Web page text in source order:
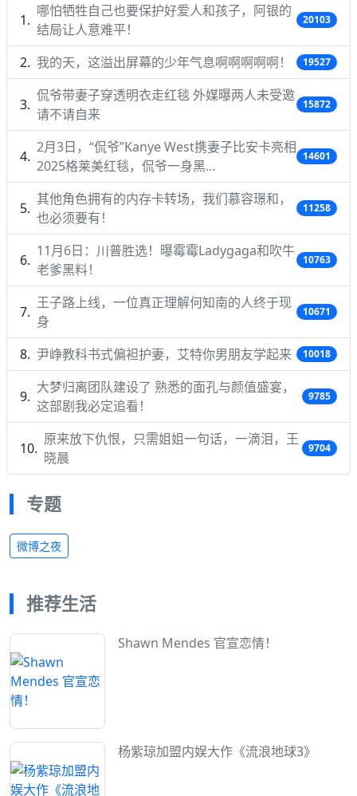
哪怕牺牲自己也要保护好爱人和孩子，阿银的
结局让人意难平！
20103
我的天，这溢出屏幕的少年气息啊啊啊啊啊！ 19527
侃爷带妻子穿透明衣走红毯 外媒曝两人未受邀
请不请自来
15872
2月3日，“侃爷”Kanye West携妻子比安卡亮相
2025格莱美红毯，侃爷一身黑…
14601
其他角色拥有的内存卡转场，我们慕容璟和，
也必须要有！
11258
11月6日：川普胜选！曝霉霉Ladygaga和吹牛
老爹黑料！
10763
王子路上线，一位真正理解何知南的人终于现
身
10671
尹峥教科书式偏袒护妻，艾特你男朋友学起来 10018
大梦归离团队建设了 熟悉的面孔与颜值盛宴，
这部剧我必定追看！
9785
原来放下仇恨，只需姐姐一句话，一滴泪，王
晓晨
9704
专题
微博之夜
推荐生活
Shawn Mendes 官宣恋情！
杨紫琼加盟内娱大作《流浪地球3》